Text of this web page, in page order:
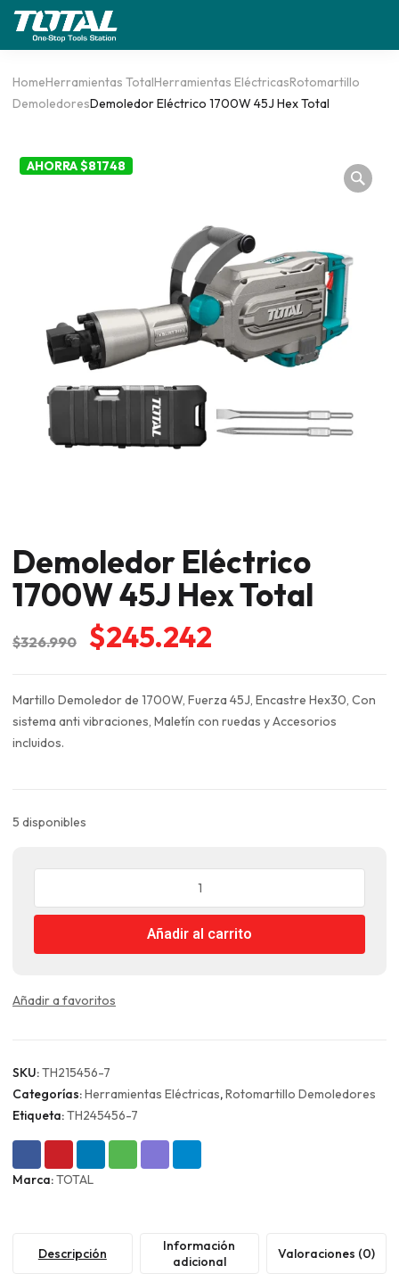
HomeHerramientas TotalHerramientas EléctricasRotomartillo
DemoledoresDemoledor Eléctrico 1700W 45J Hex Total
AHORRA $81748
Demoledor Eléctrico
1700W 45J Hex Total
$326.990
El
original
era:
$245.242
actual
es:
Martillo Demoledor de 1700W, Fuerza 45J, Encastre Hex30, Con
sistema anti vibraciones, Maletín con ruedas y Accesorios
incluidos.
5 disponibles
1700W
Hex
cantidad
Añadir al carrito
Añadir a favoritos
SKU:TH215456-7
Categorías:Herramientas Eléctricas,Rotomartillo Demoledores
Etiqueta:TH245456-7
Marca:TOTAL
Descripción
Información
adicional
Valoraciones (0)